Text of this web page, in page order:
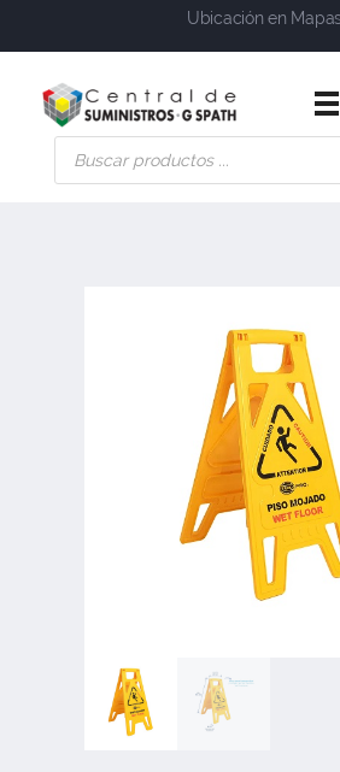
Ubicación en
Central de Suministros Gspath
Suministros y soluciones integrales para su empresa o negocio